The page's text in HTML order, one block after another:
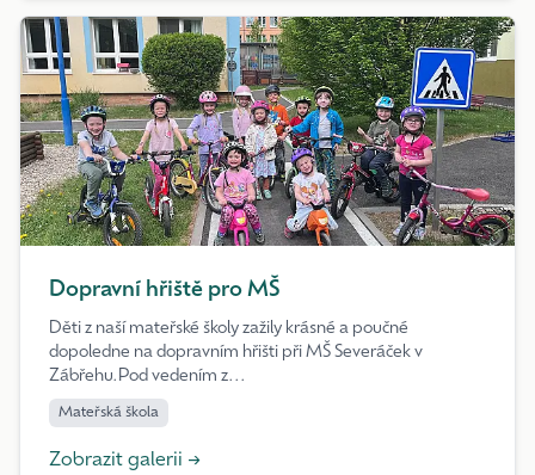
Dopravní hřiště pro MŠ
Děti z naší mateřské školy zažily krásné a poučné
dopoledne na dopravním hřišti při MŠ Severáček v
Zábřehu.Pod vedením z...
Mateřská škola
Zobrazit galerii →